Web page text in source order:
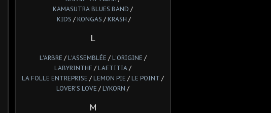
KAMASUTRA BLUES BAND /
KIDS / KONGAS / KRASH /
L
L'ARBRE / L'ASSEMBLÉE / L'ORIGINE /
LABYRINTHE / LAETITIA /
LA FOLLE ENTREPRISE / LEMON PIE / LE POINT /
LOVER'S LOVE / LYKORN /
M